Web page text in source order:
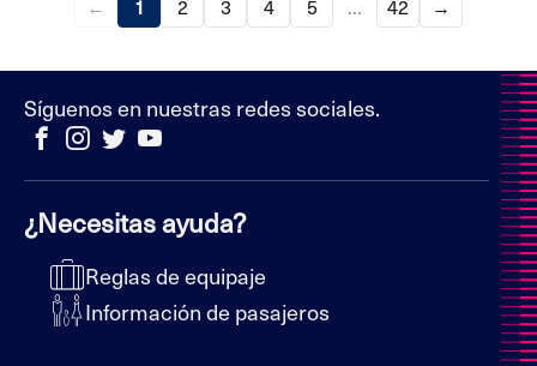
← 1 2 3 4 5 ... 42 →
Síguenos en nuestras redes sociales.
¿Necesitas ayuda?
Reglas de equipaje
Información de pasajeros